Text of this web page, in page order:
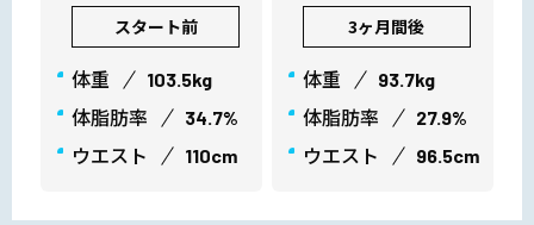
スタート前
体重 103.5kg
体脂肪率 34.7%
ウエスト 110cm
3ヶ月間後
体重 93.7kg
体脂肪率 27.9%
ウエスト 96.5cm